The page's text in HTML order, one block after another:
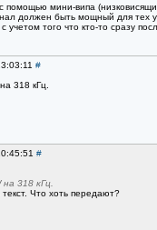
помощью мини-випа
должен быть мощный для тех
учетом того что кто-то сразу
#
318 кГц.
#
318 кГц.
Что хоть передают?